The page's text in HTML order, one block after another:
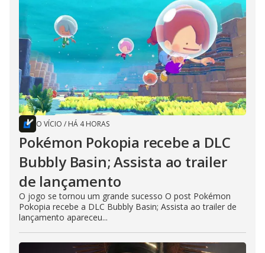
O VÍCIO / HÁ 4 HORAS
Pokémon Pokopia recebe a DLC
Bubbly Basin; Assista ao trailer
de lançamento
O jogo se tornou um grande sucesso O post Pokémon
Pokopia recebe a DLC Bubbly Basin; Assista ao trailer de
lançamento apareceu...